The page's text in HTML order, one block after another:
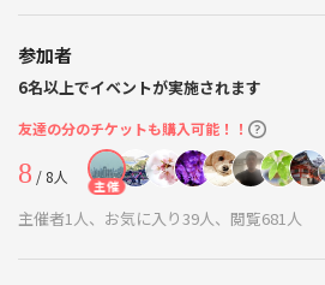
参加者
6名以上でイベントが実施されます
友達の分のチケットも購入可能！！
8 / 8人 主催
主催者1人、お気に入り39人、閲覧681人